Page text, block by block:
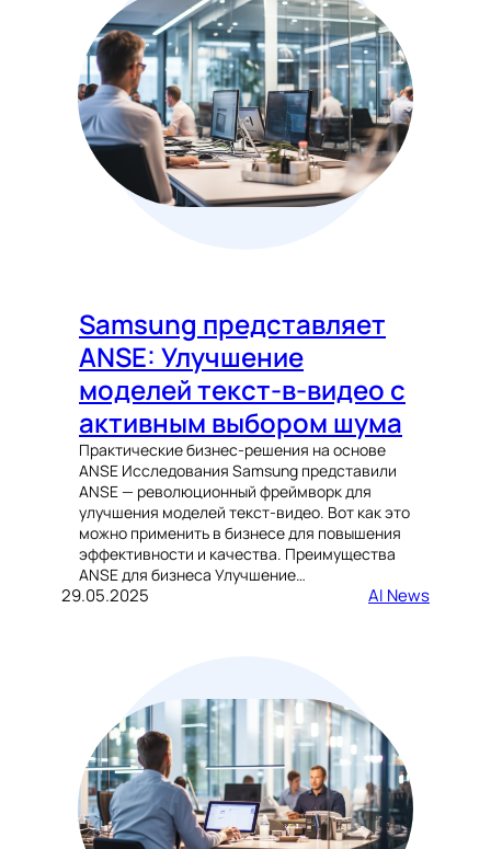
Samsung представляет
ANSE: Улучшение
моделей текст-в-видео с
активным выбором шума
Практические бизнес-решения на основе
ANSE Исследования Samsung представили
ANSE — революционный фреймворк для
улучшения моделей текст-видео. Вот как это
можно применить в бизнесе для повышения
эффективности и качества. Преимущества
ANSE для бизнеса Улучшение…
29.05.2025 AI News